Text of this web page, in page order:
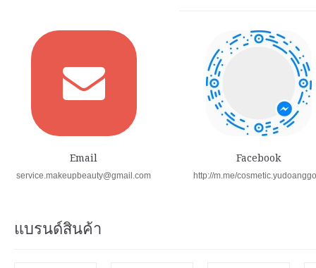
Email
service.makeupbeauty@gmail.com
Facebook
http://m.me/
แบรนด์สินค้า